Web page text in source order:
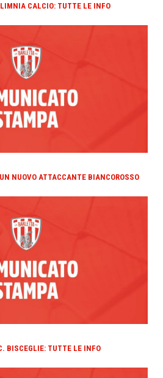
CALCIO: TUTTE LE INFO
NUOVO ATTACCANTE BIANCOROSSO
BISCEGLIE: TUTTE LE INFO